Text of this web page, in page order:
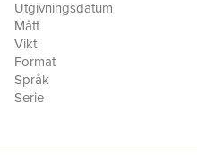
avsnitten och innehållet i
lättare för eleverna att skriva.
möjlighet att automatisera
förmågan samtidigt som
På varje uppslag finns även
tangentbordet - för att
Utgivningsdatum
Mått
Vikt
Format
Språk
Serie
Förlag